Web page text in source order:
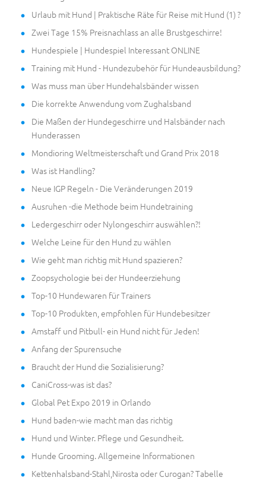
Urlaub mit Hund | Praktische Räte für Reise mit Hund (1) ?
Zwei Tage 15% Preisnachlass an alle Brustgeschirre!
Hundespiele | Hundespiel Interessant ONLINE
Training mit Hund - Hundezubehör für Hundeausbildung?
Was muss man über Hundehalsbänder wissen
Die korrekte Anwendung vom Zughalsband
Die Maßen der Hundegeschirre und Halsbänder nach
Hunderassen
Mondioring Weltmeisterschaft und Grand Prix 2018
Was ist Handling?
Neue IGP Regeln - Die Veränderungen 2019
Ausruhen -die Methode beim Hundetraining
Ledergeschirr oder Nylongeschirr auswählen?!
Welche Leine für den Hund zu wählen
Wie geht man richtig mit Hund spazieren?
Zoopsychologie bei der Hundeerziehung
Top-10 Hundewaren für Trainers
Top-10 Produkten, empfohlen für Hundebesitzer
Amstaff und Pitbull- ein Hund nicht für Jeden!
Anfang der Spurensuche
Braucht der Hund die Sozialisierung?
CaniCross-was ist das?
Global Pet Expo 2019 in Orlando
Hund baden-wie macht man das richtig
Hund und Winter. Pflege und Gesundheit.
Hunde Grooming. Allgemeine Informationen
Kettenhalsband-Stahl,Nirosta oder Curogan? Tabelle